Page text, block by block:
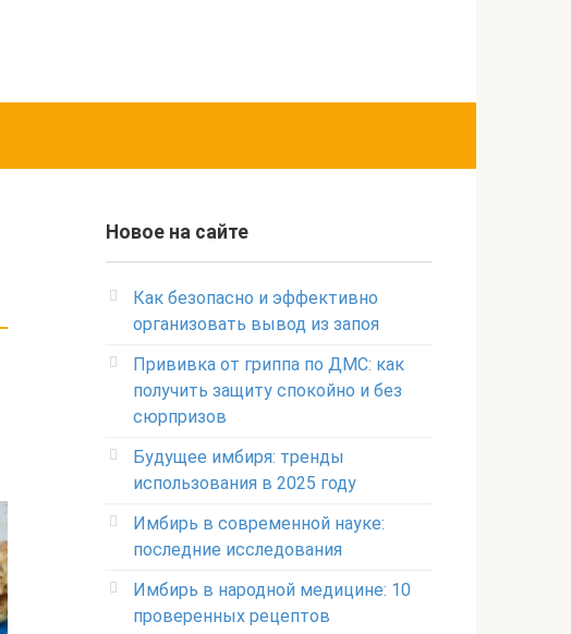
Новое на сайте
Как безопасно и эффективно
организовать вывод из запоя
Прививка от гриппа по ДМС: как
получить защиту спокойно и без
сюрпризов
Будущее имбиря: тренды
использования в 2025 году
Имбирь в современной науке:
последние исследования
Имбирь в народной медицине: 10
проверенных рецептов